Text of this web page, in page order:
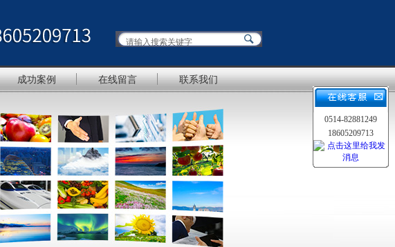
成功案例 在线留言 联系我们
0514-82881249
18605209713